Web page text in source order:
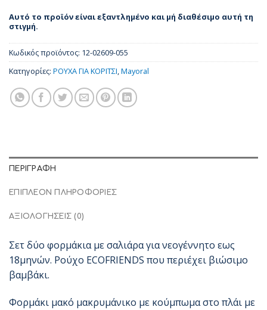
Αυτό το προϊόν είναι εξαντλημένο και μή διαθέσιμο αυτή τη
στιγμή.
Κωδικός προϊόντος: 12-02609-055
Κατηγορίες: ΡΟΥΧΑ ΓΙΑ ΚΟΡΙΤΣΙ,Mayoral
ΠΕΡΙΓΡΑΦΉ
ΕΠΙΠΛΈΟΝ ΠΛΗΡΟΦΟΡΊΕΣ
ΑΞΙΟΛΟΓΉΣΕΙΣ (0)
Σετ δύο φορμάκια με σαλιάρα για νεογέννητο εως
18μηνών. Ρούχο ECOFRIENDS που περιέχει βιώσιμο
βαμβάκι.
Φορμάκι μακό μακρυμάνικο με κούμπωμα στο πλάι με